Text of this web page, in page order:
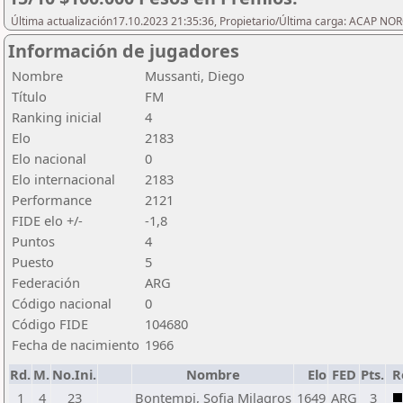
Última actualización17.10.2023 21:35:36, Propietario/Última carga: ACAP
Información de jugadores
Nombre
Mussanti, Diego
Título
FM
Ranking inicial
4
Elo
2183
Elo nacional
0
Elo internacional
2183
Performance
2121
FIDE elo +/-
-1,8
Puntos
4
Puesto
5
Federación
ARG
Código nacional
0
Código FIDE
104680
Fecha de nacimiento 1966
Rd. M. No.Ini. Nombre Elo FED Pts.
1
4 23 Bontempi, Sofia Milagros 1649 ARG 3